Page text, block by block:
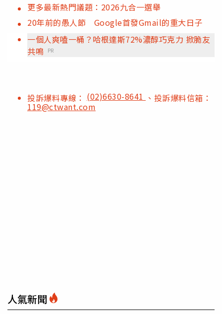
更多最新熱門議題：2026九合一選舉
20年前的愚人節 Google首發Gmail的重大日子
一個人爽嗑一桶？哈根達斯72%濃醇巧克力 掀脆友
共鳴 PR
投訴爆料專線： (02)6630-8641 、投訴爆料信箱：
119@ctwant.com
人氣新聞